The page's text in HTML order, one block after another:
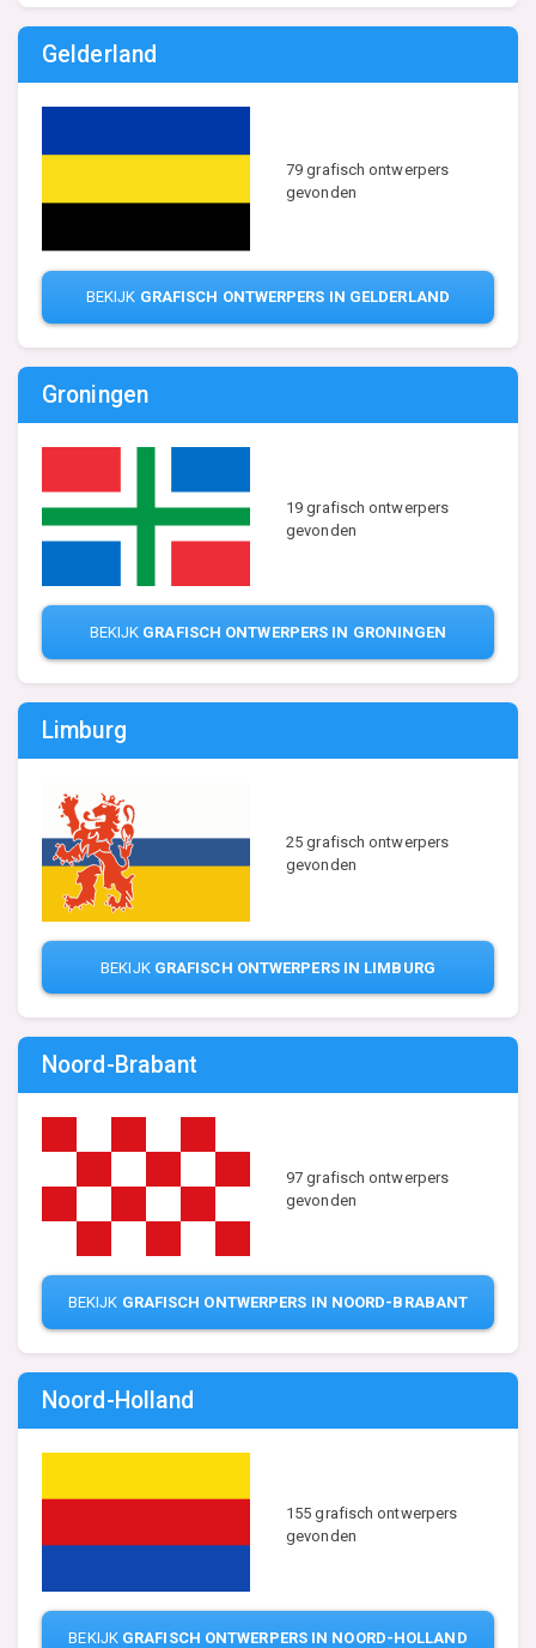
Gelderland
79 grafisch ontwerpers
gevonden
BEKIJK GRAFISCH ONTWERPERS IN GELDERLAND
Groningen
19 grafisch ontwerpers
gevonden
BEKIJK GRAFISCH ONTWERPERS IN GRONINGEN
Limburg
25 grafisch ontwerpers
gevonden
BEKIJK GRAFISCH ONTWERPERS IN LIMBURG
Noord-Brabant
97 grafisch ontwerpers
gevonden
BEKIJK GRAFISCH ONTWERPERS IN NOORD-BRABANT
Noord-Holland
155 grafisch ontwerpers
gevonden
BEKIJK GRAFISCH ONTWERPERS IN NOORD-HOLLAND